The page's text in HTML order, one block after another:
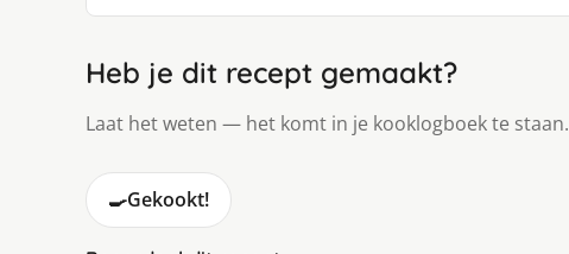
Heb je dit recept gemaakt?
Laat het weten — het komt in je kooklogboek te staan.
🍳Gekookt!